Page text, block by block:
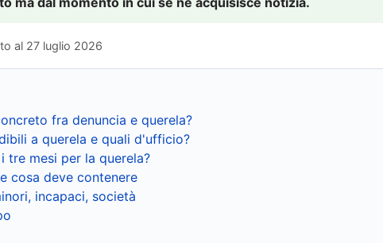
al 27 luglio 2026
fra denuncia e querela?
a querela e quali d'ufficio?
tre mesi per la querela?
cosa deve contenere
incapaci, società